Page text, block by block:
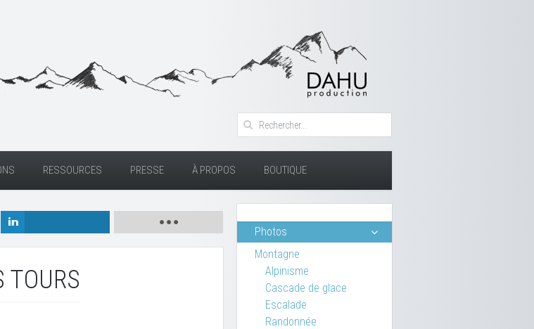
RESSOURCES PRESSE À PROPOS BOUTIQUE
TOURS
Photos
Montagne
Alpinisme
Cascade de glace
Escalade
Randonnée